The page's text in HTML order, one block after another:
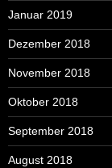
Januar 2019
Dezember 2018
November 2018
Oktober 2018
September 2018
August 2018